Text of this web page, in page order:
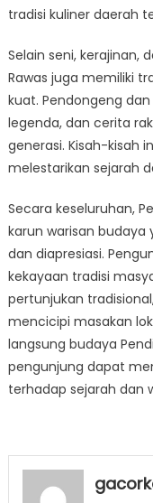
tradisi kuliner daerah
Selain seni, kerajinan,
Rawas juga memiliki
kuat. Pendongeng
legenda, dan cerita
generasi. Kisah-kisah
melestarikan sejarah
Secara keseluruhan,
karun warisan budaya
dan diapresiasi.
kekayaan tradisi
pertunjukan
mencicipi masakan
langsung budaya
pengunjung dapat
terhadap sejarah dan